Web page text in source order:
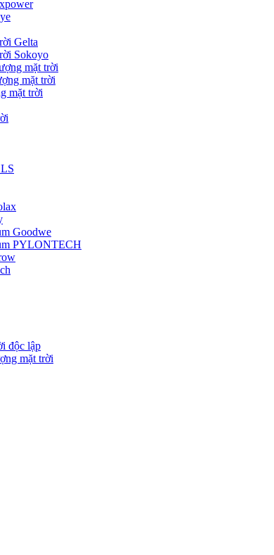
Gelta
Sokoyo
mặt trời
mặt trời
mặt trời
Goodwe
PYLONTECH
độc lập
mặt trời